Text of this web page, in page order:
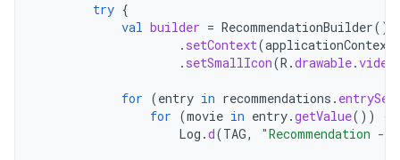
try {
val builder = RecommendationBuilder()
. setContext(applicationContext
. setSmallIcon(R .drawable.
for (entry in recommendations . entrySet
for (movie in entry.getValue())
{
Log .d(TAG, "Recommendation - "